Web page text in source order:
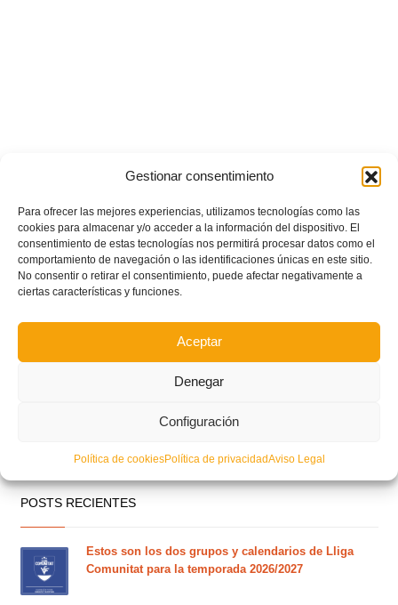
Gestionar consentimiento
Para ofrecer las mejores experiencias, utilizamos tecnologías como las
cookies para almacenar y/o acceder a la información del dispositivo. El
consentimiento de estas tecnologías nos permitirá procesar datos como el
comportamiento de navegación o las identificaciones únicas en este sitio.
No consentir o retirar el consentimiento, puede afectar negativamente a
ciertas características y funciones.
Aceptar
Denegar
Configuración
Política de cookiesPolítica de privacidadAviso Legal
POSTS RECIENTES
Estos son los dos grupos y calendarios de Lliga
Comunitat para la temporada 2026/2027